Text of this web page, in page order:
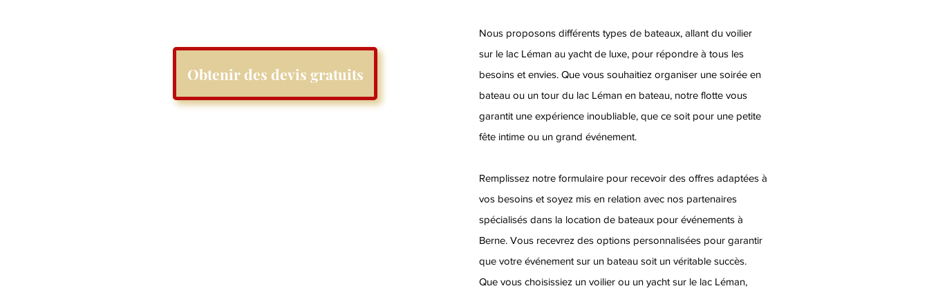
Obtenir des devis gratuits
Nous proposons différents types de bateaux, allant du voilier
sur le lac Léman au yacht de luxe, pour répondre à tous les
besoins et envies. Que vous souhaitiez organiser une soirée en
bateau ou un tour du lac Léman en bateau, notre flotte vous
garantit une expérience inoubliable, que ce soit pour une petite
fête intime ou un grand événement.
Remplissez notre formulaire pour recevoir des offres adaptées à
vos besoins et soyez mis en relation avec nos partenaires
spécialisés dans la location de bateaux pour événements à
Berne. Vous recevrez des options personnalisées pour garantir
que votre événement sur un bateau soit un véritable succès.
Que vous choisissiez un voilier ou un yacht sur le lac Léman,